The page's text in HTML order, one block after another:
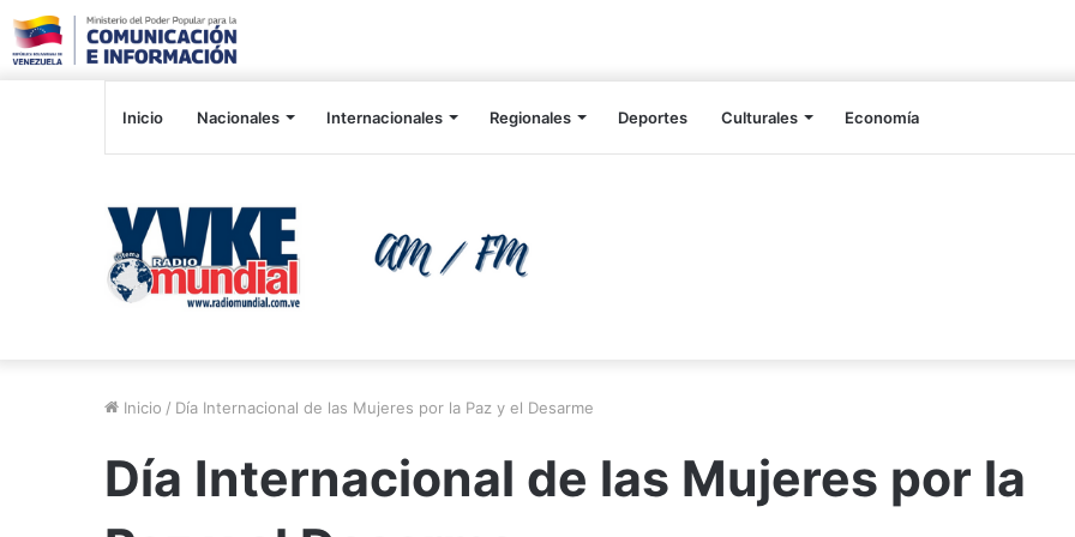
Inicio Nacionales Internacionales Regionales Deportes Culturales Economía
Inicio / Día Internacional de las Mujeres por la Paz y el Desarme
Día Internacional de las Mujeres por la